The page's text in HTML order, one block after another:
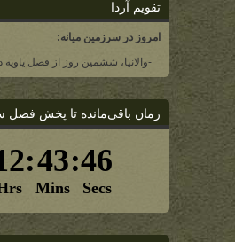
تقویم آردا
امروز در سرزمین میانه:
-والانیا، ششمین روز از فصل یاویه
زمان باقی‌مانده تا پخش فصل